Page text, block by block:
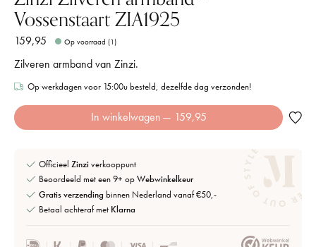
Vossenstaart ZIA1925
159,95 Op voorraad (1)
Zilveren armband van Zinzi.
Op werkdagen voor 15:00u besteld, dezelfde dag verzonden!
In winkelwagen — 159,95
Officieel Zinziverkooppunt
Beoordeeld met een 9+ opWebwinkelkeur
Gratis verzending binnen Nederland vanaf €50,-
Betaal achteraf met Klarna